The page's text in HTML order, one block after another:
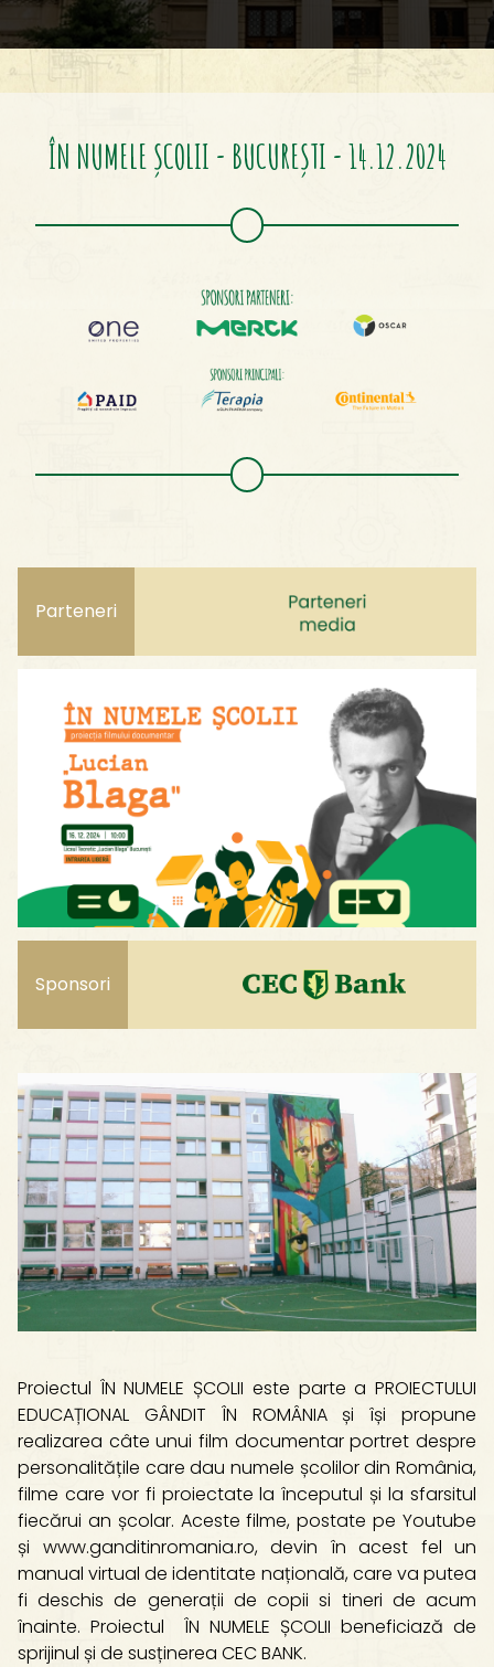
ÎN NUMELE ȘCOLII - BUCUREȘTI - 14.12.2024
Parteneri
Sponsori
Proiectul ÎN NUMELE ȘCOLII este parte a PROIECTULUI
EDUCAȚIONAL GÂNDIT ÎN ROMÂNIA și își propune
realizarea câte unui film documentar portret despre
personalitățile care dau numele școlilor din România,
filme care vor fi proiectate la începutul și la sfarsitul
fiecărui an școlar. Aceste filme, postate pe Youtube
și www.ganditinromania.ro, devin în acest fel un
manual virtual de identitate națională, care va putea
fi deschis de generații de copii si tineri de acum
înainte. Proiectul ÎN NUMELE ȘCOLII beneficiază de
sprijinul și de susținerea CEC BANK.